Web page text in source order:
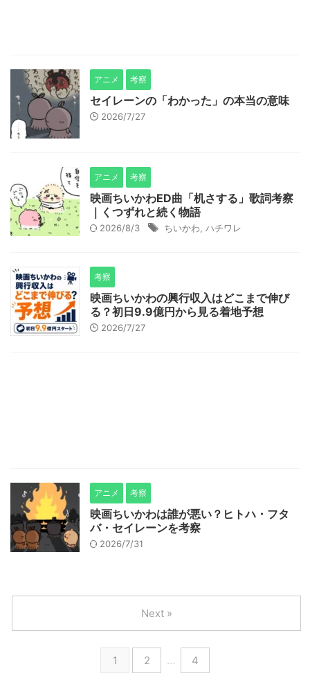
アニメ 考察
セイレーンの「わかった」の本当の意味
2026/7/27
アニメ 考察
映画ちいかわED曲「机さする」歌詞考察
｜くつずれと続く物語
2026/8/3 ちいかわ ハチワレ
考察
映画ちいかわの興行収入はどこまで伸び
る？初日9.9億円から見る着地予想
2026/7/27
アニメ 考察
映画ちいかわは誰が悪い？ヒトハ・フタ
バ・セイレーンを考察
2026/7/31
1 2 … 4
Next »